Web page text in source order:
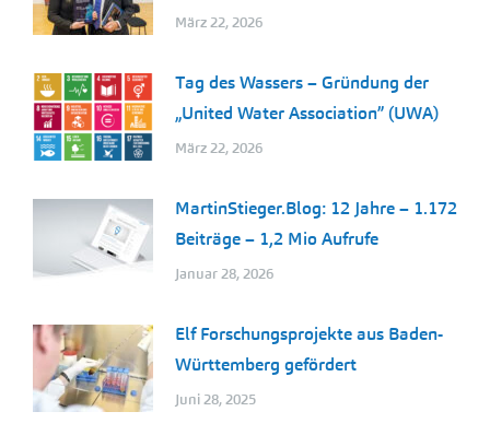
März 22, 2026
Tag des Wassers – Gründung der
„United Water Association” (UWA)
März 22, 2026
MartinStieger.Blog: 12 Jahre – 1.172
Beiträge – 1,2 Mio Aufrufe
Januar 28, 2026
Elf Forschungsprojekte aus Baden-
Württemberg gefördert
Juni 28, 2025